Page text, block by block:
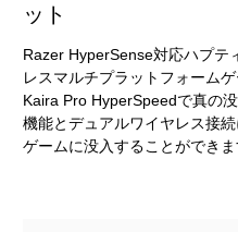
ット
Razer HyperSense対応ハプテ
レスマルチプラットフォーム
Kaira Pro HyperSpeedで真の
機能とデュアルワイヤレス接
ゲームに没入することができま